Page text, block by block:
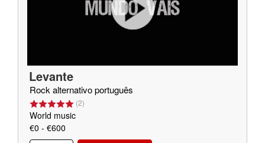
Levante
Rock alternativo português
(2)
World music
€0 - €600